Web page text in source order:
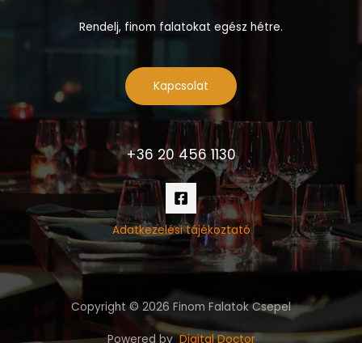
Rendelj, finom falatokat egész hétre.
Kapcsolat
+36 20 456 1130
Adatkezelési tájékoztató
Copyright © 2026 Finom Falatok Csepel
Powered byDigital Doctor